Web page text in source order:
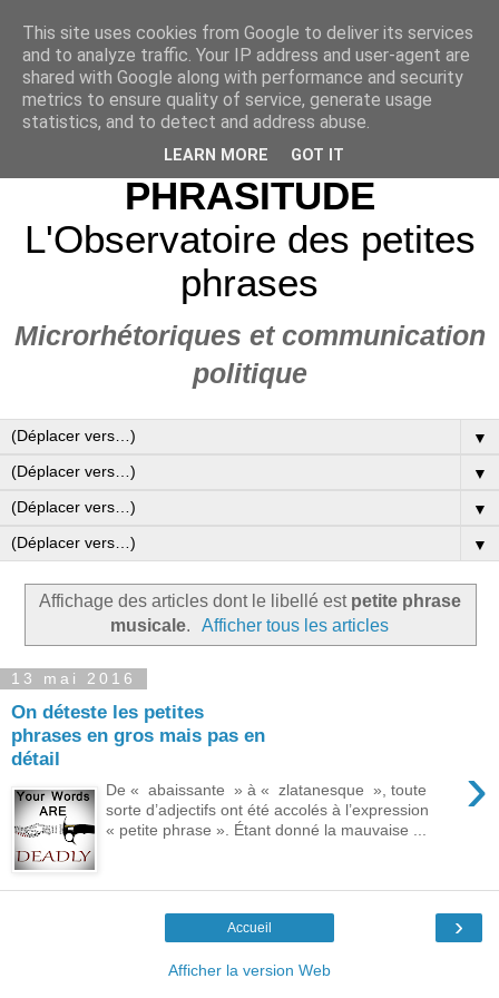
PHRASITUDE
L'Observatoire des petites
phrases
Microrhétoriques et communication
politique
▼
▼
▼
▼
Affichage des articles dont le libellé est petite phrase
musicale. Afficher tous les articles
13 mai 2016
On déteste les petites
phrases en gros mais pas en
détail
›
De « abaissante » à « zlatanesque », toute
sorte d’adjectifs ont été accolés à l’expression
« petite phrase ». Étant donné la mauvaise ...
›
Accueil
Afficher la version Web
This site uses cookies from Google to deliver its services
and to analyze traffic. Your IP address and user-agent are
shared with Google along with performance and security
metrics to ensure quality of service, generate usage
statistics, and to detect and address abuse.
LEARN MORE GOT IT